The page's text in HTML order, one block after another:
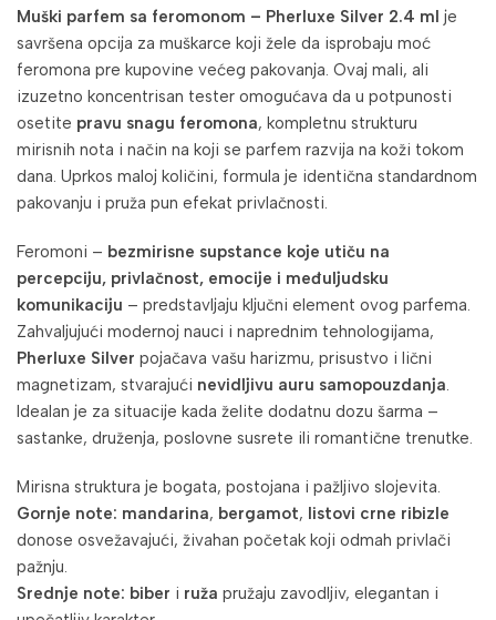
Muški parfem sa feromonom – Pherluxe Silver 2.4 ml je
savršena opcija za muškarce koji žele da isprobaju moć
feromona pre kupovine većeg pakovanja. Ovaj mali, ali
izuzetno koncentrisan tester omogućava da u potpunosti
osetite pravu snagu feromona, kompletnu strukturu
mirisnih nota i način na koji se parfem razvija na koži tokom
dana. Uprkos maloj količini, formula je identična standardnom
pakovanju i pruža pun efekat privlačnosti.
Feromoni – bezmirisne supstance koje utiču na
percepciju, privlačnost, emocije i međuljudsku
komunikaciju – predstavljaju ključni element ovog parfema.
Zahvaljujući modernoj nauci i naprednim tehnologijama,
Pherluxe Silver pojačava vašu harizmu, prisustvo i lični
magnetizam, stvarajući nevidljivu auru samopouzdanja.
Idealan je za situacije kada želite dodatnu dozu šarma –
sastanke, druženja, poslovne susrete ili romantične trenutke.
Mirisna struktura je bogata, postojana i pažljivo slojevita.
Gornje note: mandarina, bergamot, listovi crne ribizle
donose osvežavajući, živahan početak koji odmah privlači
pažnju.
Srednje note: biber i ruža pružaju zavodljiv, elegantan i